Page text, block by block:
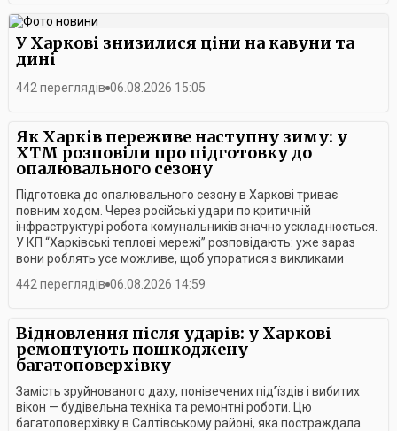
У Харкові знизилися ціни на кавуни та
дині
442 переглядів 06.08.2026 15:05
Як Харків переживе наступну зиму: у
ХТМ розповіли про підготовку до
опалювального сезону
Підготовка до опалювального сезону в Харкові триває
повним ходом. Через російські удари по критичній
інфраструктурі робота комунальників значно ускладнюється.
У КП “Харківські теплові мережі” розповідають: уже зараз
вони роблять усе можливе, щоб упоратися з викликами
підприємстві називають удари по енергетиці, адже саме від
змушені були дев’ять разів повністю перезапускати систему
опалення, аби зберегти тепло в квартирах містян, у ХТМ
зазначають: їхній оптимізм ґрунтується насамперед на
впевненості у власному колективі.
442 переглядів 06.08.2026 14:59
Відновлення після ударів: у Харкові
ремонтують пошкоджену
багатоповерхівку
Замість зруйнованого даху, понівечених під’їздів і вибитих
вікон — будівельна техніка та ремонтні роботи. Цю
багатоповерхівку в Салтівському районі, яка постраждала